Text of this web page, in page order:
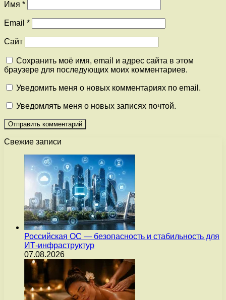
Имя *
Email *
Сайт
Сохранить моё имя, email и адрес сайта в этом
браузере для последующих моих комментариев.
Уведомить меня о новых комментариях по email.
Уведомлять меня о новых записях почтой.
Свежие записи
Российская ОС — безопасность и стабильность для
ИТ-инфраструктур
07.08.2026